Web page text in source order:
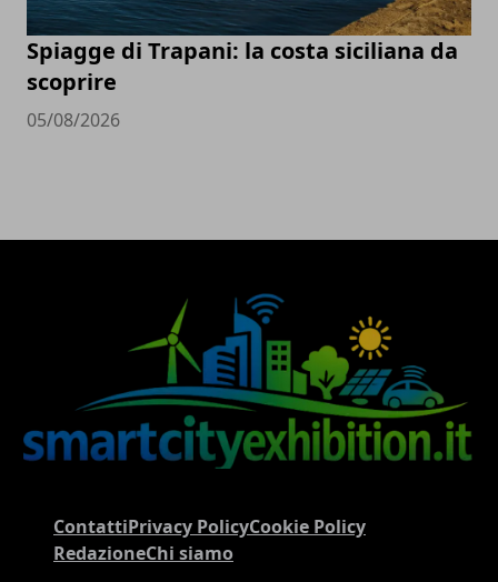
Spiagge di Trapani: la costa siciliana da
scoprire
05/08/2026
ContattiPrivacy PolicyCookie Policy
RedazioneChi siamo